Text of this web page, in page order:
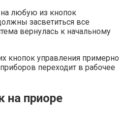
любую из кнопок
засветиться все
вернулась к начальному
кнопок управления примерно
переходит в рабочее
на приоре